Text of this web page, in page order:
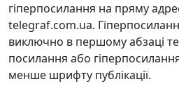
гіперпосилання на пряму
telegraf.com.ua.
виключно в першому абзаці
посилання або
менше шрифту публікації.